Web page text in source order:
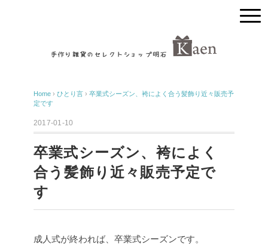
Home › ひとり言 › 卒業式シーズン、袴によく合う髪飾り近々販売予
定です
2017-01-10
卒業式シーズン、袴によく
合う髪飾り近々販売予定で
す
成人式が終われば、卒業式シーズンです。